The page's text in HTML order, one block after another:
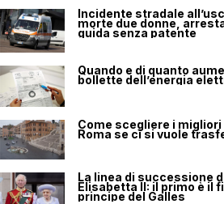
Incidente stradale
morte due donne,
guida senza patente
Quando e di quanto
bollette dell’energia
Come scegliere i
Roma se ci si vuole
La linea di successione
Elisabetta II: il primo è il
principe del Galles